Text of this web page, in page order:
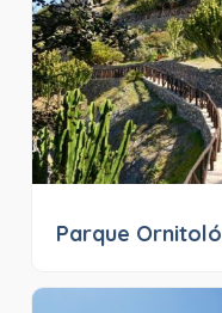
Parque